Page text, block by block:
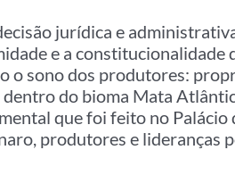
jurídica e
e a constitucionalidade
o sono dos produtores:
do bioma Mata
que foi feito no Palácio
produtores e lideranças